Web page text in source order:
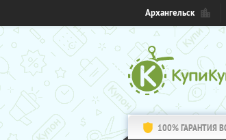
Архангельск
100% ГАРАНТИЯ